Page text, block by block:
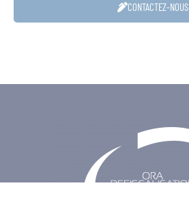
CONTACTEZ-NOUS